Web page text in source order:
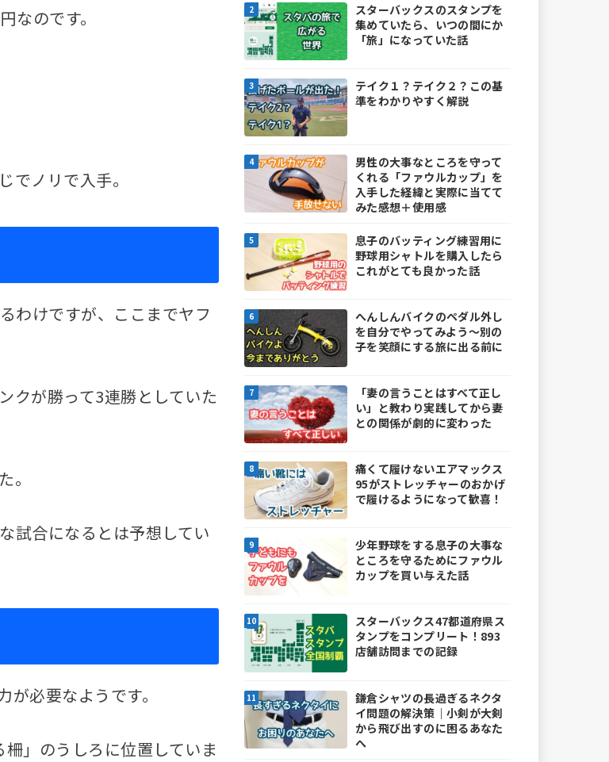
なのです。
でノリで入手。
わけですが、ここまでヤフ
クが勝って3連勝としていた
。
試合になるとは予想してい
必要なようです。
」のうしろに位置していま
スターバックスのスタンプを
集めていたら、いつの間にか
「旅」になっていた話
テイク１？テイク２？この基
準をわかりやすく解説
男性の大事なところを守って
くれる「ファウルカップ」を
入手した経緯と実際に当てて
みた感想＋使用感
息子のバッティング練習用に
野球用シャトルを購入したら
これがとても良かった話
へんしんバイクのペダル外し
を自分でやってみよう～別の
子を笑顔にする旅に出る前に
「妻の言うことはすべて正し
い」と教わり実践してから妻
との関係が劇的に変わった
痛くて履けないエアマックス
95がストレッチャーのおかげ
で履けるようになって歓喜！
少年野球をする息子の大事な
ところを守るためにファウル
カップを買い与えた話
スターバックス47都道府県ス
タンプをコンプリート！893
店舗訪問までの記録
鎌倉シャツの長過ぎるネクタ
イ問題の解決策｜小剣が大剣
から飛び出すのに困るあなた
へ